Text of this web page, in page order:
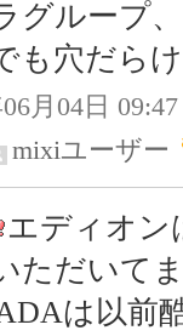
グループ
も穴だらけ
月04日 09:47
mixiユーザー
エディオン
ただいてま
は以前